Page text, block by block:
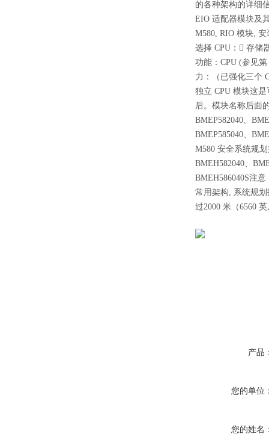
的各种架构的详细
EIO 适配器模块及
M580, RIO 模块,
选择 CPU： 存储
功能：CPU (参见
力：（已强化三个
独立 CPU 模块这
后。模块名称后面
BMEP582040、
BMEP585040、
M580 安全系统规
BMEH582040、
BMEH586040S注
常用架构, 系统规
过2000 米（6560
产品
您的单位
您的姓名